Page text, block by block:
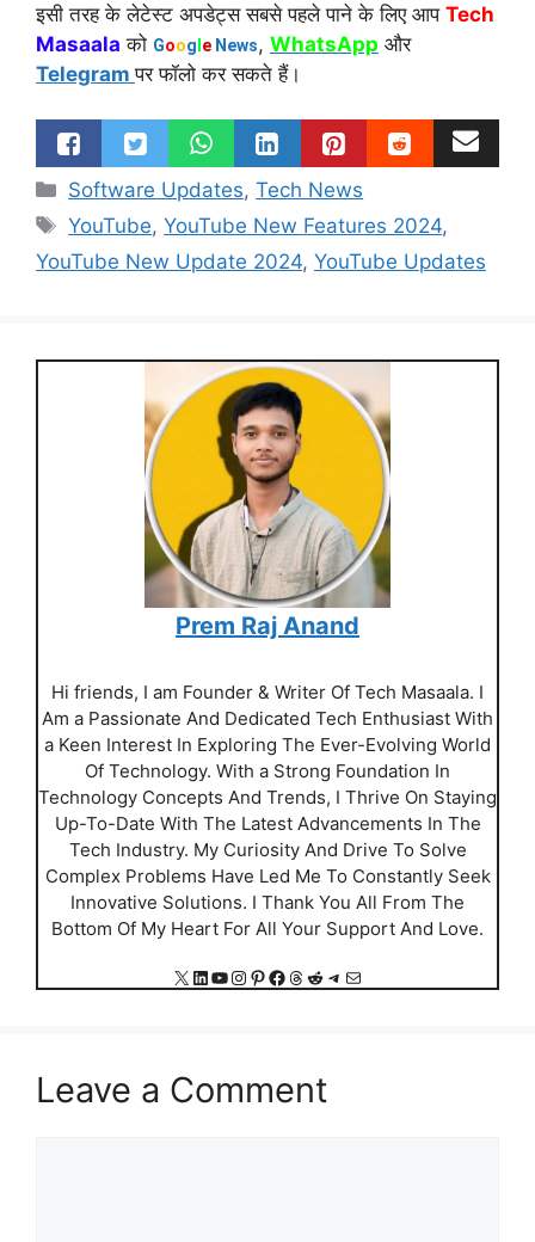
इसी तरह के लेटेस्ट अपडेट्स सबसे पहले पाने के लिए आप Tech
Masaala को Goog e News, WhatsApp और
Telegramपर फॉलो कर सकते हैं।
Categories
Software Updates,Tech News
Tags
YouTube,YouTube New Features 2024,
YouTube New Update 2024, YouTube Updates
Prem Raj Anand
Hi friends, I am Founder & Writer Of Tech Masaala. I
Am a Passionate And Dedicated Tech Enthusiast With
a Keen Interest In Exploring The Ever-Evolving World
Of Technology. With a Strong Foundation In
Technology Concepts And Trends, I Thrive On Staying
Up-To-Date With The Latest Advancements In The
Tech Industry. My Curiosity And Drive To Solve
Complex Problems Have Led Me To Constantly Seek
Innovative Solutions. I Thank You All From The
Bottom Of My Heart For All Your Support And Love.
X LinkedIn YouTube Instagram Pinterest Facebook Threads Reddit Telegram Mail
Leave a Comment